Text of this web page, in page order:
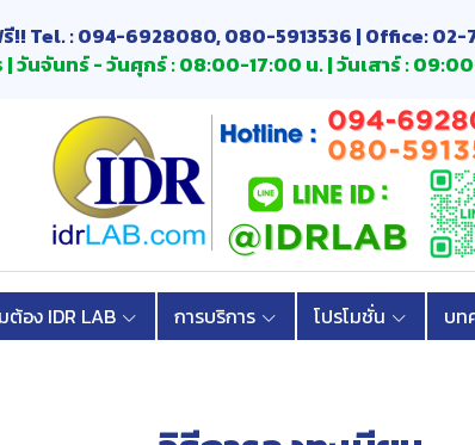
!! Tel. : 094-6928080, 080-5913536 | Office: 02-
| วันจันทร์ - วันศุกร์ : 08:00-17:00 น. | วันเสาร์ :
ต้อง IDR LAB การบริการ โปรโมชั่น บท